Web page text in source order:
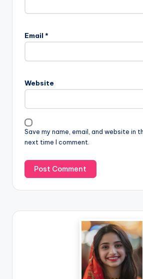
Email *
Website
Save my name, email, and website in
next time I comment.